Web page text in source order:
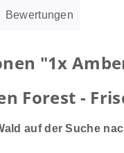
Bewertungen
"1x
Forest -
auf der Suche